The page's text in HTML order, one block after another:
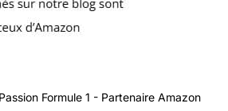
Formule 1 - Partenaire Amazon